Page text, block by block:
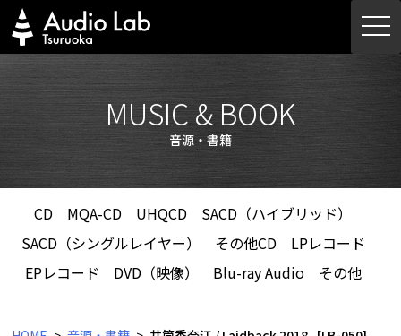
Skip
to
content
MUSIC & BOOK
音源・書籍
CD MQA-CD UHQCD
SACD（ハイブリッド）
SACD（シングルレイヤー）
その他CD
LPレコード
EPレコード
DVD（映像） Blu-ray Audio その他